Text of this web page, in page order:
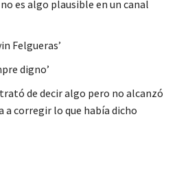
es algo plausible en un canal
Felgueras’
digno’
de decir algo pero no alcanzó
a corregir lo que había dicho